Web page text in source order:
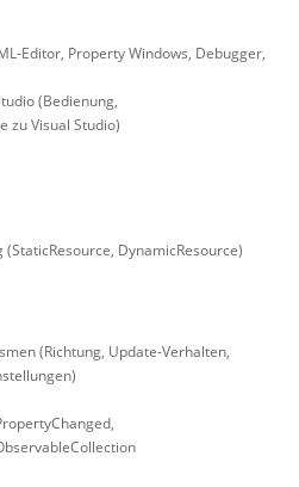
Editor, Property Windows, Debugger,
(Bedienung,
zu Visual Studio)
DynamicResource)
(Richtung, Update-Verhalten,